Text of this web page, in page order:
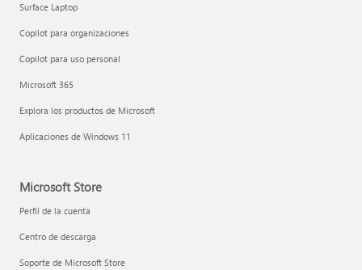
Surface Laptop
Copilot para organizaciones
Copilot para uso personal
Microsoft 365
Explora los productos de Microsoft
Aplicaciones de Windows 11
Microsoft Store
Perfil de la cuenta
Centro de descarga
Soporte de Microsoft Store